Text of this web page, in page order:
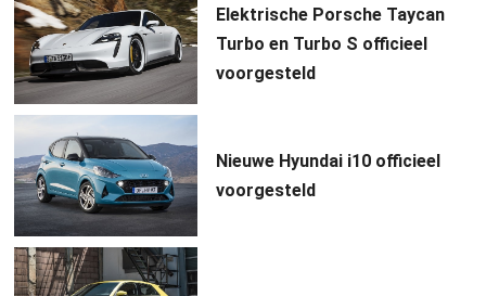
Elektrische Porsche Taycan
Turbo en Turbo S officieel
voorgesteld
Nieuwe Hyundai i10 officieel
voorgesteld